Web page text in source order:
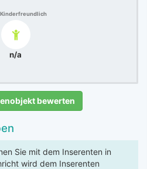
Kinderfreundlich
n/a
bewerten
Sie mit dem Inserenten in
wird dem Inserenten